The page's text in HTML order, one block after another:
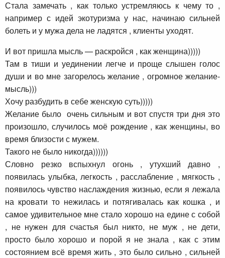
Стала замечать , как только устремляюсь к чему то ,
например с идей экотуризма у нас, начинаю сильней
болеть и у мужа дела не ладятся , клиенты уходят.
И вот пришла мысль — раскройся , как женщина)))))
Там в тиши и уединении легче и проще слышен голос
души и во мне загорелось желание , огромное желание-
мысль)))
Хочу разбудить в себе женскую суть)))))
Желание было очень сильным и вот спустя три дня это
произошло, случилось моё рождение , как женщины, во
время близости с мужем.
Такого не было никогда))))))
Словно резко вспыхнул огонь , утухший давно ,
появилась улыбка, легкость , расслабление , мягкость ,
появилось чувство наслаждения жизнью, если я лежала
на кровати то нежилась и потягивалась как кошка , и
самое удивительное мне стало хорошо на едине с собой
, не нужен для счастья был никто, не муж , не дети,
просто было хорошо и порой я не знала , как с этим
состоянием всё время жить , это было сильно , сильней